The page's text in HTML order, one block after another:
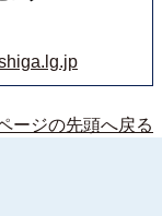
ージの先頭へ戻る